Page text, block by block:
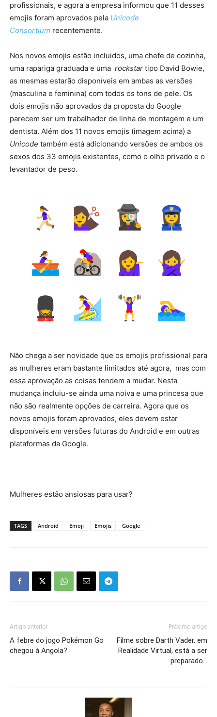
profissionais, e agora a empresa informou que 11 desses
emojis foram aprovados pela Unicode
Consortium recentemente.
Nos novos emojis estão incluidos, uma chefe de cozinha,
uma rapariga graduada e uma rockstar tipo David Bowie,
as mesmas estarão disponíveis em ambas as versões
(masculina e feminina) com todos os tons de pele. Os
dois emojis não aprovados da proposta do Google
parecem ser um trabalhador de linha de montagem e um
dentista. Além dos 11 novos emojis (imagem acima) a
Unicode também está adicionando versões de ambos os
sexos dos 33 emojis existentes, como o olho privado e o
levantador de peso.
Não chega a ser novidade que os emojis profissional para
as mulheres eram bastante limitados até agora, mas com
essa aprovação as coisas tendem a mudar. Nesta
mudança incluiu-se ainda uma noiva e uma princesa que
não são realmente opções de carreira. Agora que os
novos emojis foram aprovados, eles devem estar
disponíveis em versões futuras do Android e em outras
plataformas da Google.
Mulheres estão ansiosas para usar?
TAGS Android Emoji Emojis Google
Artigo anterior
A febre do jogo Pokémon Go
chegou à Angola?
Próximo artigo
Filme sobre Darth Vader, em
Realidade Virtual, está a ser
preparado…